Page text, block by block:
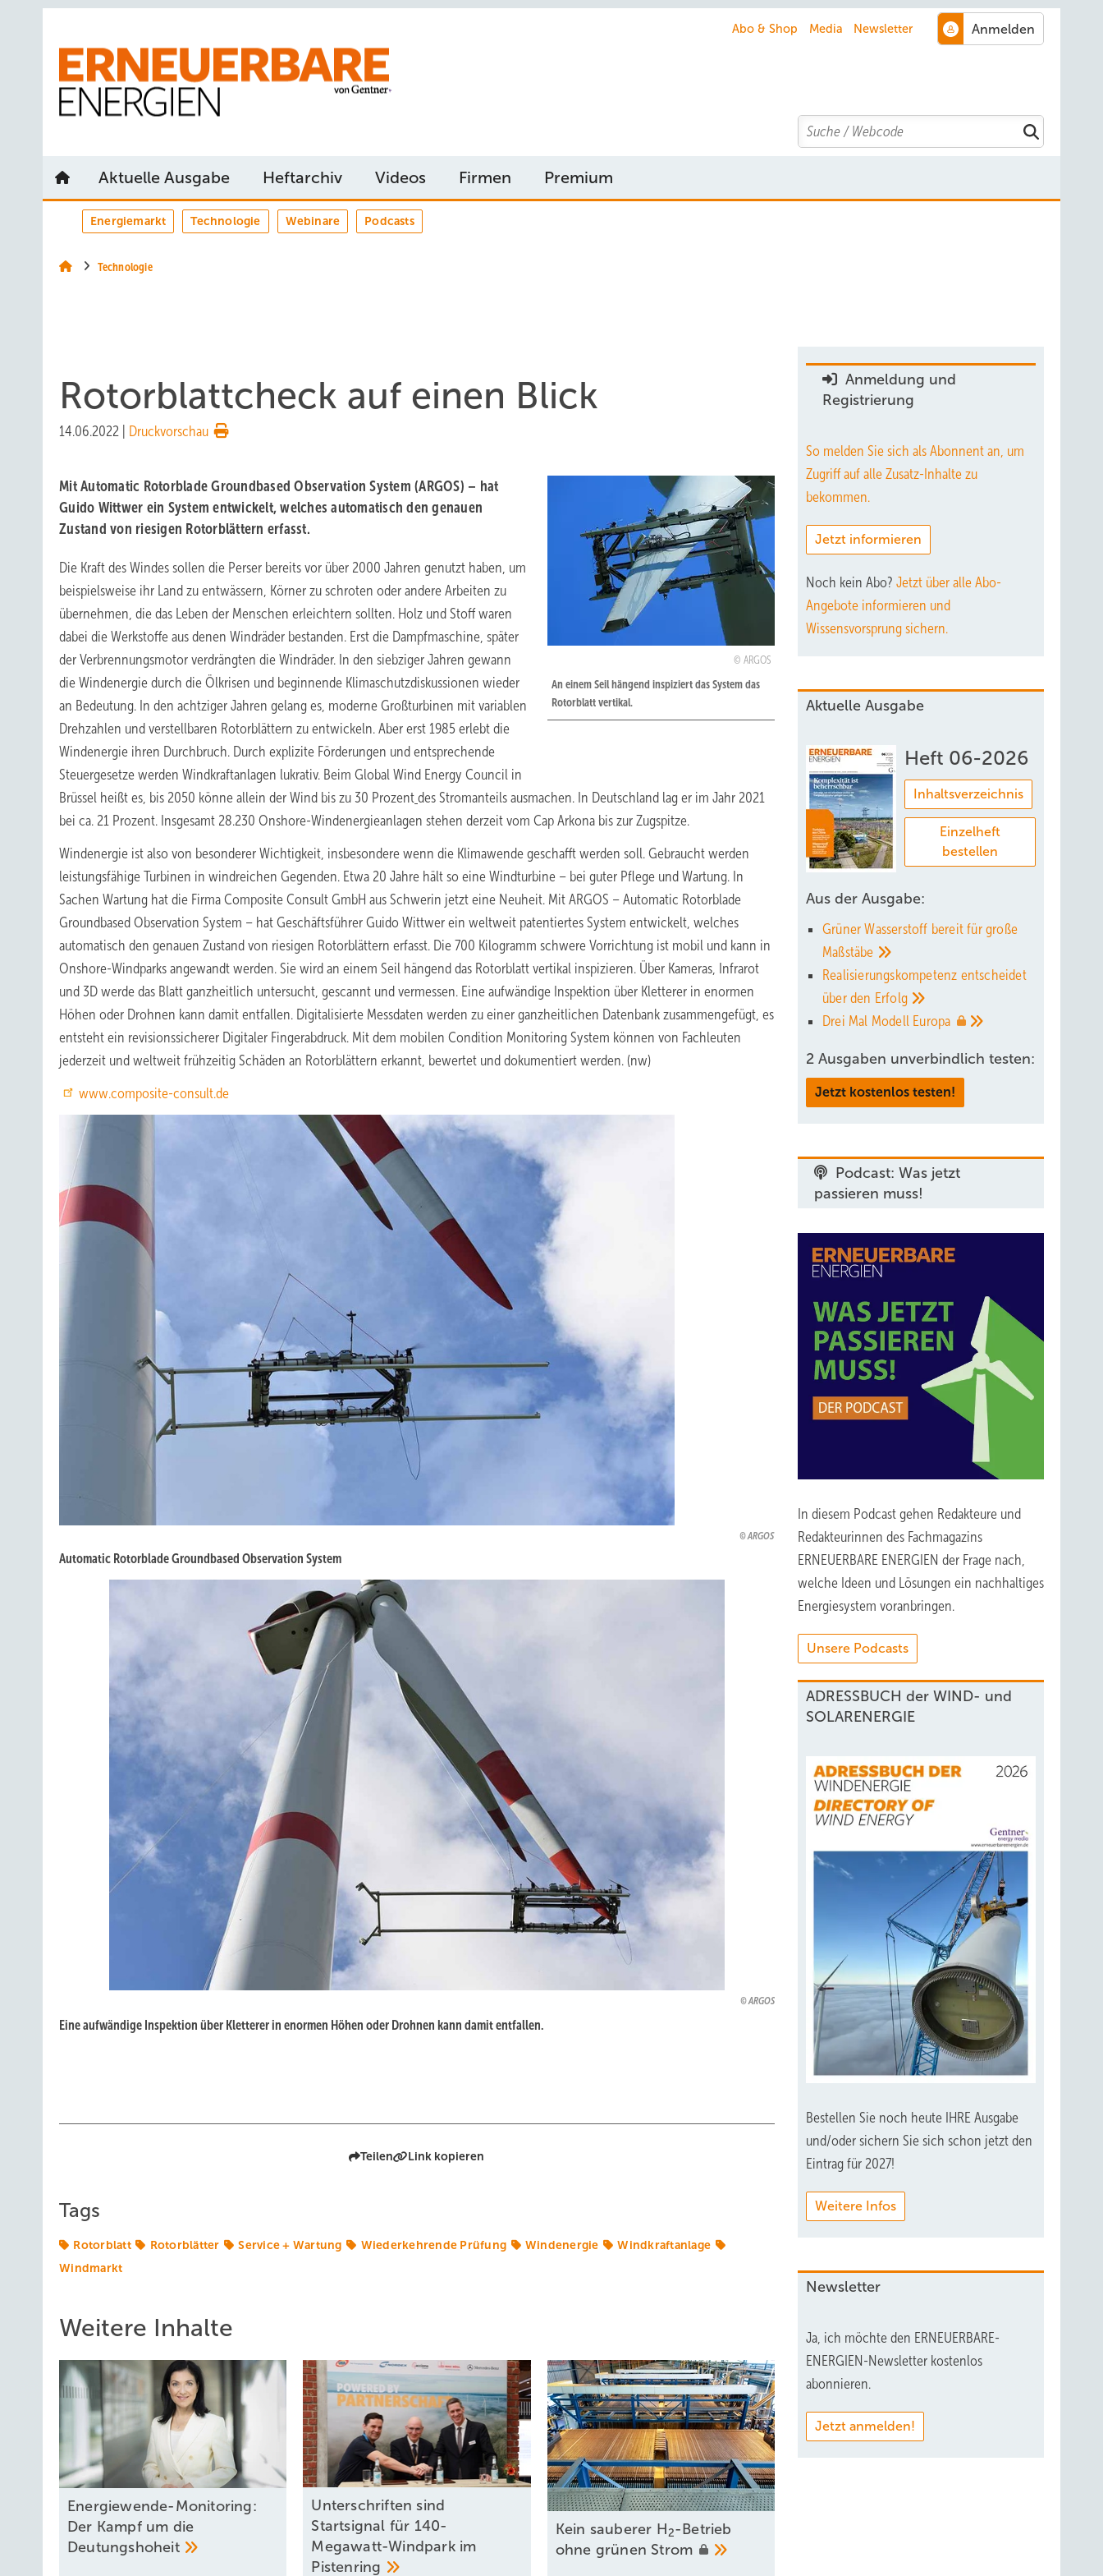
Abo & Shop Media Newsletter
Search
Aktuelle Ausgabe Heftarchiv Videos Firmen Premium
Energiemarkt Technologie Webinare Podcasts
Technologie
Rotorblattcheck auf einen Blick
14.06.2022 Druckvorschau
ARGOS
An einem Seil hängend inspiziert das System das
Rotorblatt vertikal.
Mit Automatic Rotorblade Groundbased Observation System (ARGOS) – hat
Guido Wittwer ein System entwickelt, welches automatisch den genauen
Zustand von riesigen Rotorblättern erfasst.
Die Kraft des Windes sollen die Perser bereits vor über 2000 Jahren genutzt haben, um
beispielsweise ihr Land zu entwässern, Körner zu schroten oder andere Arbeiten zu
übernehmen, die das Leben der Menschen erleichtern sollten. Holz und Stoff waren
dabei die Werkstoffe aus denen Windräder bestanden. Erst die Dampfmaschine, später
der Verbrennungsmotor verdrängten die Windräder. In den siebziger Jahren gewann
die Windenergie durch die Ölkrisen und beginnende Klimaschutzdiskussionen wieder
an Bedeutung. In den achtziger Jahren gelang es, moderne Großturbinen mit variablen
Drehzahlen und verstellbaren Rotorblättern zu entwickeln. Aber erst 1985 erlebt die
Windenergie ihren Durchbruch. Durch explizite Förderungen und entsprechende
Steuergesetze werden Windkraftanlagen lukrativ. Beim Global Wind Energy Council in
Brüssel heißt es, bis 2050 könne allein der Wind bis zu 30 Prozent des Stromanteils ausmachen. In Deutschland lag er im Jahr 2021
bei ca. 21 Prozent. Insgesamt 28.230 Onshore-Windenergieanlagen stehen derzeit vom Cap Arkona bis zur Zugspitze.
Windenergie ist also von besonderer Wichtigkeit, insbesondere wenn die Klimawende geschafft werden soll. Gebraucht werden
leistungsfähige Turbinen in windreichen Gegenden. Etwa 20 Jahre hält so eine Windturbine – bei guter Pflege und Wartung. In
Sachen Wartung hat die Firma Composite Consult GmbH aus Schwerin jetzt eine Neuheit. Mit ARGOS – Automatic Rotorblade
Groundbased Observation System – hat Geschäftsführer Guido Wittwer ein weltweit patentiertes System entwickelt, welches
automatisch den genauen Zustand von riesigen Rotorblättern erfasst. Die 700 Kilogramm schwere Vorrichtung ist mobil und kann in
Onshore-Windparks angewandt werden. Sie wird an einem Seil hängend das Rotorblatt vertikal inspizieren. Über Kameras, Infrarot
und 3D werde das Blatt ganzheitlich untersucht, gescannt und vermessen. Eine aufwändige Inspektion über Kletterer in enormen
Höhen oder Drohnen kann damit entfallen. Digitalisierte Messdaten werden zu einer ganzheitlichen Datenbank zusammengefügt, es
entsteht ein revisionssicherer Digitaler Fingerabdruck. Mit dem mobilen Condition Monitoring System können von Fachleuten
jederzeit und weltweit frühzeitig Schäden an Rotorblättern erkannt, bewertet und dokumentiert werden. (nw)
www.composite-consult.de
ARGOS
Automatic Rotorblade Groundbased Observation System
ARGOS
Eine aufwändige Inspektion über Kletterer in enormen Höhen oder Drohnen kann damit entfallen.
Teilen Link kopieren
Tags
Rotorblatt Rotorblätter Service + Wartung Wiederkehrende Prüfung Windenergie
Windkraftanlage
Windmarkt
Weitere Inhalte
Energiewende-Monitoring:
Der Kampf um die
Deutungshoheit
Unterschriften sind
Startsignal für 140-
Megawatt-Windpark im
Pistenring
Kein sauberer H 2-Betrieb
ohne grünen Strom
Anmeldung und
Registrierung
So melden Sie sich als Abonnent an, um
Zugriff auf alle Zusatz-Inhalte zu
bekommen.
Jetzt informieren
Noch kein Abo? Jetzt über alle Abo-
Angebote informieren und
Wissensvorsprung sichern.
Aktuelle Ausgabe
Heft 06-2026
Inhaltsverzeichnis
Einzelheft
bestellen
Aus der Ausgabe:
Grüner Wasserstoff bereit für große
Maßstäbe
Realisierungskompetenz entscheidet
über den Erfolg
Drei Mal Modell Europa
2 Ausgaben unverbindlich testen:
Jetzt kostenlos testen!
Podcast: Was jetzt
passieren muss!
In diesem Podcast gehen Redakteure und
Redakteurinnen des Fachmagazins
ERNEUERBARE ENERGIEN der Frage nach,
welche Ideen und Lösungen ein nachhaltiges
Energiesystem voranbringen.
Unsere Podcasts
ADRESSBUCH der WIND- und
SOLARENERGIE
Bestellen Sie noch heute IHRE Ausgabe
und/oder sichern Sie sich schon jetzt den
Eintrag für 2027!
Weitere Infos
Newsletter
Ja, ich möchte den ERNEUERBARE-
ENERGIEN-Newsletter kostenlos
abonnieren.
Jetzt anmelden!